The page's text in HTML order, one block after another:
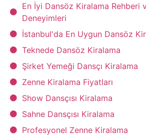
En İyi Dansöz Kiralama Rehberi
Deneyimleri
İstanbul'da En Uygun Dansöz
Teknede Dansöz Kiralama
Şirket Yemeği Dansçı Kiralama
Zenne Kiralama Fiyatları
Show Dansçısı Kiralama
Sahne Dansçısı Kiralama
Profesyonel Zenne Kiralama